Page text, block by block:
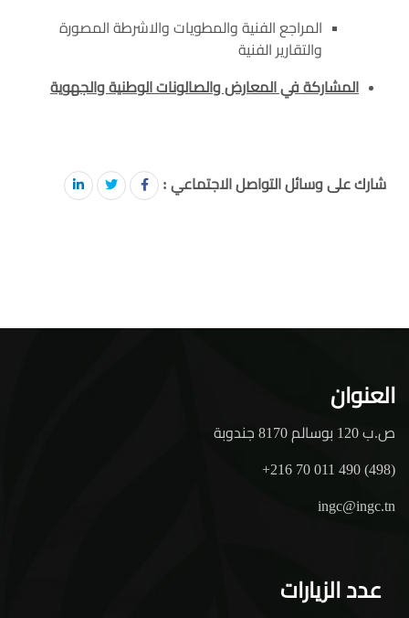
المراجع الفنية والمطويات والاشرطة المصورة
والتقارير الفنية
المشاركة في المعارض والصالونات الوطنية والجهوية
شارك على وسائل التواصل الاجتماعي :
العنوان
ص.ب 120 بوسالم 8170 جندوبة
+216 70 011 490 (498)
ingc@ingc.tn
عدد الزيارات